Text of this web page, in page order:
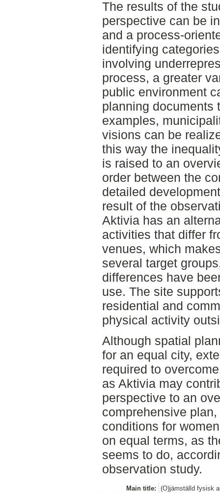
The results of the
perspective can be
and a process-
identifying
involving
process, a greater
public environment
planning documents
examples,
visions can be
this way the
is raised to an
order between the
detailed
result of the
Aktivia has an
activities that differ
venues, which
several target
differences have
use. The site
residential and
physical activity
Although spatial
for an equal city,
required to
as Aktivia may
perspective to an
comprehensive
conditions for
on equal terms, as
seems to do,
observation study.
Main title:
(O)jämställd fysisk